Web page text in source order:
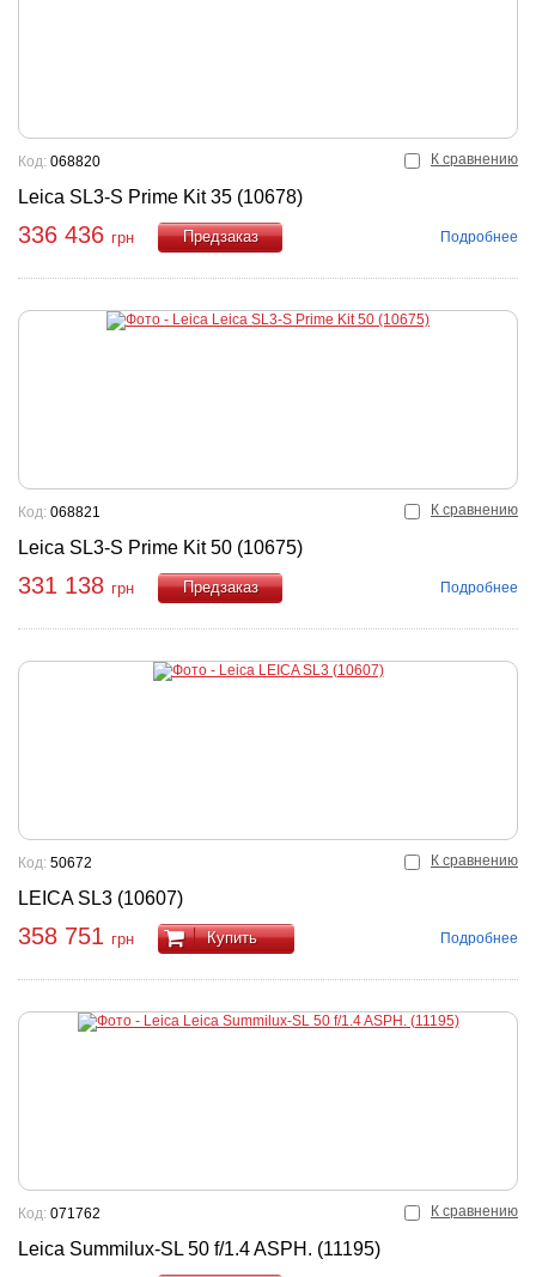
К сравнению
Leica SL3-S Prime Kit 35 (10678)
Код: 068820
336 436 грн
Подробнее
К сравнению
Leica SL3-S Prime Kit 50 (10675)
Код: 068821
331 138 грн
Подробнее
К сравнению
LEICA SL3 (10607)
Код: 50672
358 751 грн Купить Подробнее
К сравнению
Leica Summilux-SL 50 f/1.4 ASPH. (11195)
Код: 071762